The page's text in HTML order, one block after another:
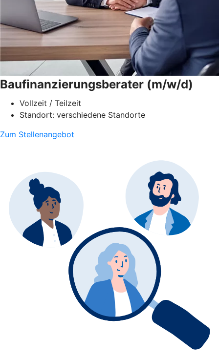
Baufinanzierungsberater (m/w/d)
Vollzeit / Teilzeit
Standort: verschiedene Standorte
Zum Stellenangebot